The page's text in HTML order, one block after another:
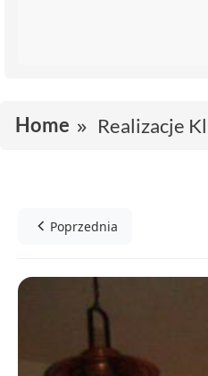
Home Realizacje
Poprzednia